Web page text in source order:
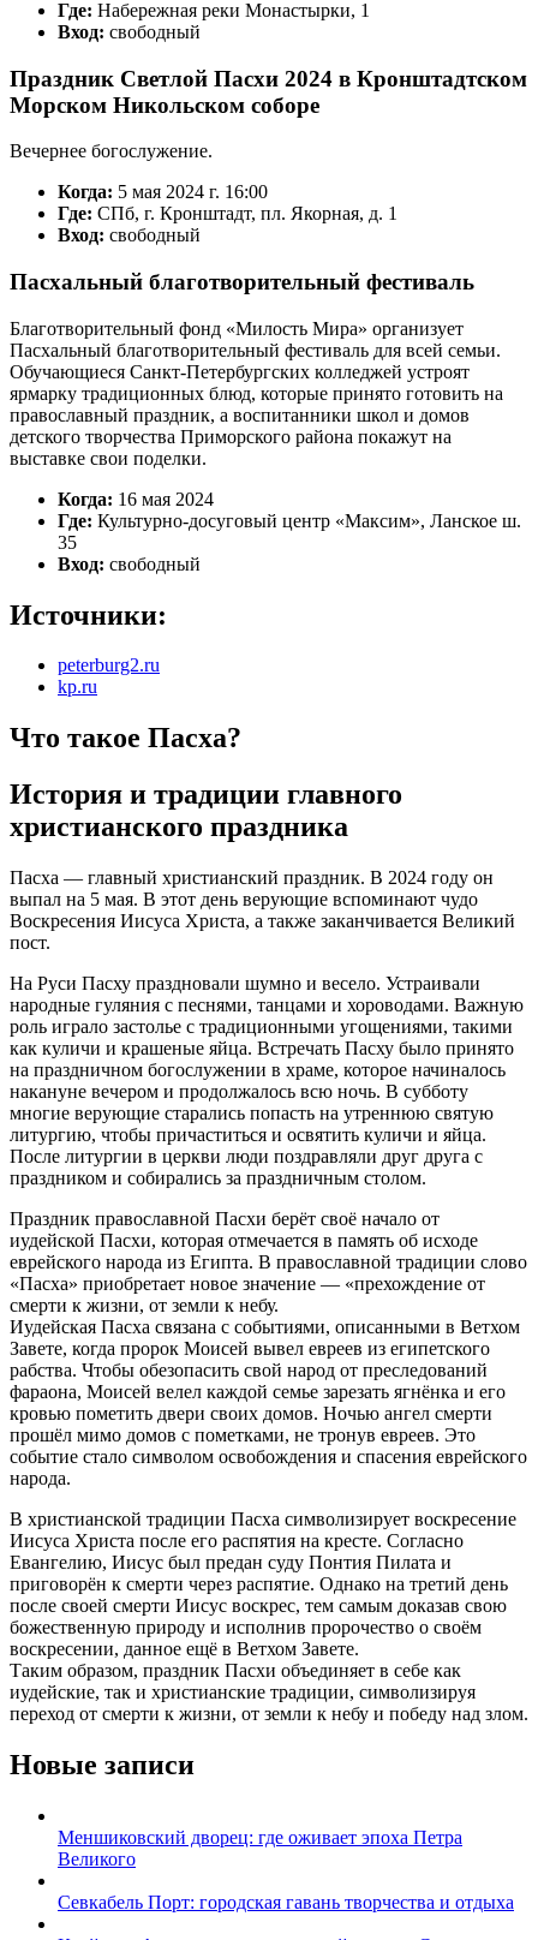
Где: Набережная реки Монастырки, 1
Вход: свободный
Праздник Светлой Пасхи 2024 в Кронштадтском
Морском Никольском соборе
Вечернее богослужение.
Когда: 5 мая 2024 г. 16:00
Где: СПб, г. Кронштадт, пл. Якорная, д. 1
Вход: свободный
Пасхальный благотворительный фестиваль
Благотворительный фонд «Милость Мира» организует
Пасхальный благотворительный фестиваль для всей семьи.
Обучающиеся Санкт-Петербургских колледжей устроят
ярмарку традиционных блюд, которые принято готовить на
православный праздник, а воспитанники школ и домов
детского творчества Приморского района покажут на
выставке свои поделки.
Когда: 16 мая 2024
Где: Культурно-досуговый центр «Максим», Ланское ш.
35
Вход: свободный
Источники:
peterburg2.ru
kp.ru
Что такое Пасха?
История и традиции главного
христианского праздника
Пасха — главный христианский праздник. В 2024 году он
выпал на 5 мая. В этот день верующие вспоминают чудо
Воскресения Иисуса Христа, а также заканчивается Великий
пост.
На Руси Пасху праздновали шумно и весело. Устраивали
народные гуляния с песнями, танцами и хороводами. Важную
роль играло застолье с традиционными угощениями, такими
как куличи и крашеные яйца. Встречать Пасху было принято
на праздничном богослужении в храме, которое начиналось
накануне вечером и продолжалось всю ночь. В субботу
многие верующие старались попасть на утреннюю святую
литургию, чтобы причаститься и освятить куличи и яйца.
После литургии в церкви люди поздравляли друг друга с
праздником и собирались за праздничным столом.
Праздник православной Пасхи берёт своё начало от
иудейской Пасхи, которая отмечается в память об исходе
еврейского народа из Египта. В православной традиции слово
«Пасха» приобретает новое значение — «прехождение от
смерти к жизни, от земли к небу.
Иудейская Пасха связана с событиями, описанными в Ветхом
Завете, когда пророк Моисей вывел евреев из египетского
рабства. Чтобы обезопасить свой народ от преследований
фараона, Моисей велел каждой семье зарезать ягнёнка и его
кровью пометить двери своих домов. Ночью ангел смерти
прошёл мимо домов с пометками, не тронув евреев. Это
событие стало символом освобождения и спасения еврейского
народа.
В христианской традиции Пасха символизирует воскресение
Иисуса Христа после его распятия на кресте. Согласно
Евангелию, Иисус был предан суду Понтия Пилата и
приговорён к смерти через распятие. Однако на третий день
после своей смерти Иисус воскрес, тем самым доказав свою
божественную природу и исполнив пророчество о своём
воскресении, данное ещё в Ветхом Завете.
Таким образом, праздник Пасхи объединяет в себе как
иудейские, так и христианские традиции, символизируя
переход от смерти к жизни, от земли к небу и победу над злом.
Новые записи
Меншиковский дворец: где оживает эпоха Петра
Великого
Севкабель Порт: городская гавань творчества и отдыха